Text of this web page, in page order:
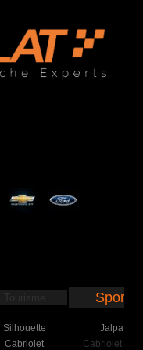
Sport
Silhouette
Jalpa
Cabriolet
Cabriolet 2+2